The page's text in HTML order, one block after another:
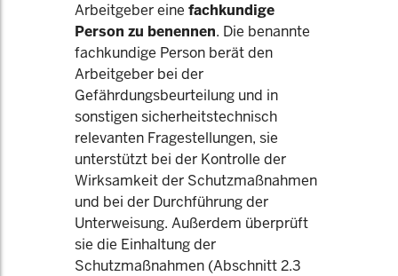
Arbeitgeber eine fachkundige
Person zu benennen. Die benannte
fachkundige Person berät den
Arbeitgeber bei der
Gefährdungsbeurteilung und in
sonstigen sicherheitstechnisch
relevanten Fragestellungen, sie
unterstützt bei der Kontrolle der
Wirksamkeit der Schutzmaßnahmen
und bei der Durchführung der
Unterweisung. Außerdem überprüft
sie die Einhaltung der
Schutzmaßnahmen (Abschnitt 2.3